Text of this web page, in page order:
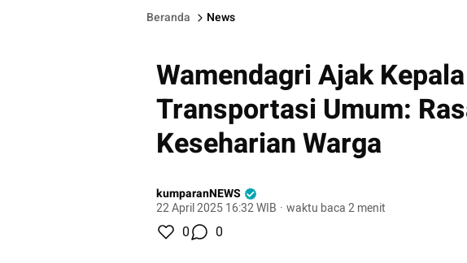
Beranda News
Wamendagri Ajak
Transportasi Umum:
Keseharian Warga
kumparanNEWS
22 April 2025 16:32 WIB · waktu baca 2 menit
0 0